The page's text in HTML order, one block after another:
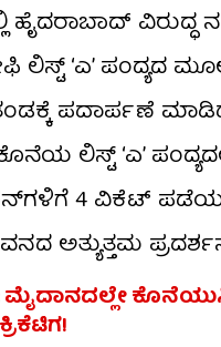
ಹೈದರಾಬಾದ್
ಲಿಸ್ಟ್ ‘ಎ’ ಪಂದ್ಯದ
ಪದಾರ್ಪಣೆ
ಲಿಸ್ಟ್ ‘ಎ’
ರನ್‌ಗಳಿಗೆ 4 ವಿಕೆಟ್
ಅತ್ಯುತ್ತಮ
ಮೈದಾನದಲ್ಲೇ